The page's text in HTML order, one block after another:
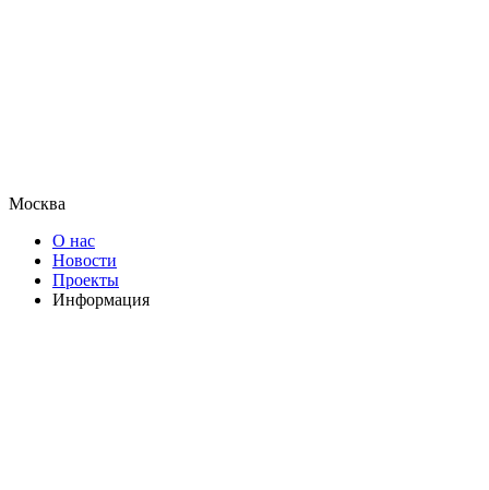
Москва
О нас
Новости
Проекты
Информация